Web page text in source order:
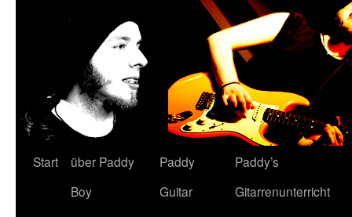
Springe
Start
über Paddy
Boy
Paddy
Guitar
Paddy’s
Gitarrenunterricht